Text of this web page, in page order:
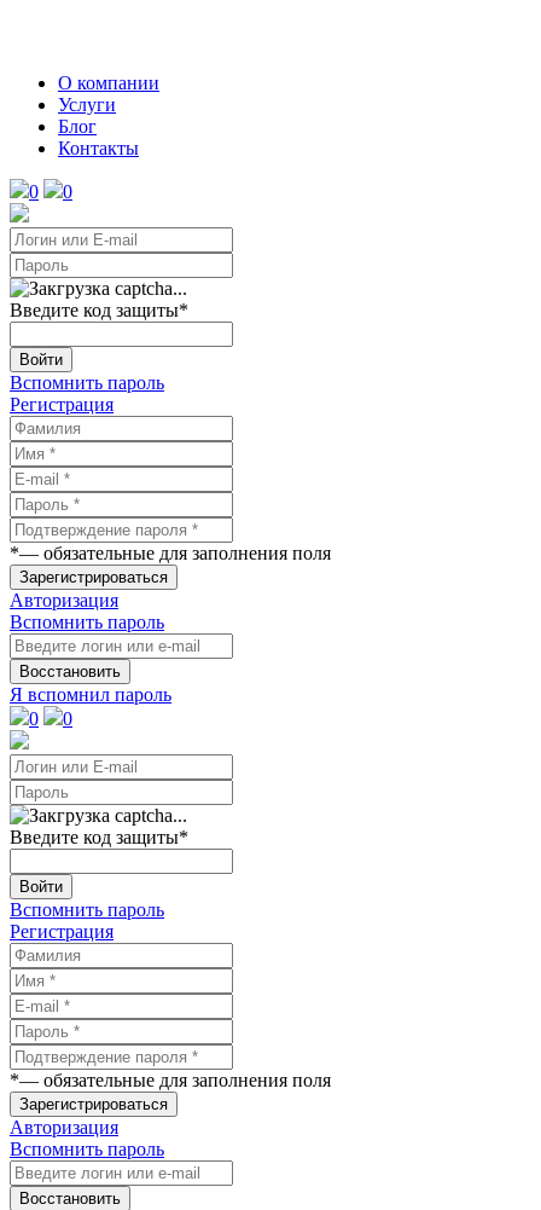
О компании
Услуги
Блог
Контакты
0 0
Введите код защиты*
Войти
Вспомнить пароль
Регистрация
*— обязательные для заполнения поля
Зарегистрироваться
Авторизация
Вспомнить пароль
Восстановить
Я вспомнил пароль
0
0
Введите код защиты*
Войти
Вспомнить пароль
Регистрация
*— обязательные для заполнения поля
Зарегистрироваться
Авторизация
Вспомнить пароль
Восстановить